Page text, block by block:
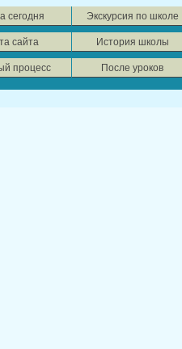
сегодня Экскурсия по школе
сайта История школы
процесс После уроков